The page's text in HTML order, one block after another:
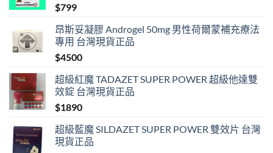
$799
昂斯妥凝膠 Androgel 50mg 男性荷爾蒙補充療法
專用 台灣現貨正品
$4500
超級紅魔 TADAZET SUPER POWER 超級他達雙
效錠 台灣現貨正品
$1890
超級藍魔 SILDAZET SUPER POWER 雙效片 台灣
現貨正品